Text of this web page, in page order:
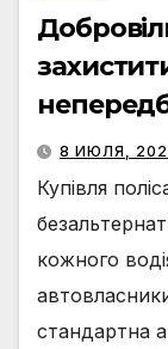
8 ИЮЛЯ,
Купівля
кожного
стандартна